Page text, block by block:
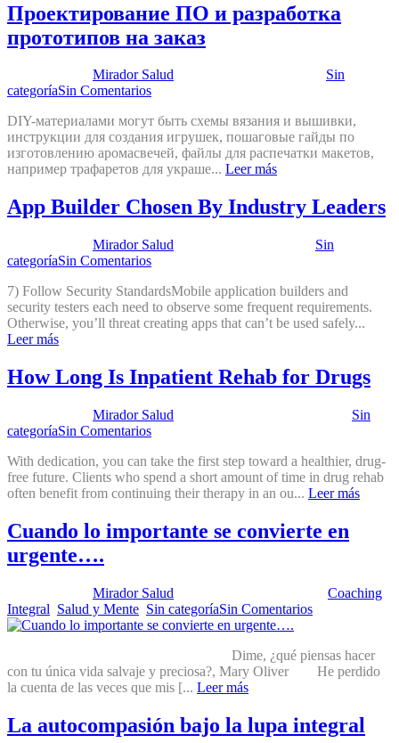
Проектирование ПО и разработка
прототипов на заказ
Mirador Salud
Sin
categoríaSin Comentarios
DIY-материалами могут быть схемы вязания и вышивки,
инструкции для создания игрушек, пошаговые гайды по
изготовлению аромасвечей, файлы для распечатки макетов,
например трафаретов для украше... Leer más
App Builder Chosen By Industry Leaders
Mirador Salud
Sin
categoríaSin Comentarios
7) Follow Security StandardsMobile application builders and
security testers each need to observe some frequent requirements.
Otherwise, you’ll threat creating apps that can’t be used safely...
Leer más
How Long Is Inpatient Rehab for Drugs
Mirador Salud
Sin
categoríaSin Comentarios
With dedication, you can take the first step toward a healthier, drug-
free future. Clients who spend a short amount of time in drug rehab
often benefit from continuing their therapy in an ou... Leer más
Cuando lo importante se convierte en
urgente….
Mirador Salud
Coaching
Integral Salud y Mente Sin categoríaSin Comentarios
Dime, ¿qué piensas hacer
con tu única vida salvaje y preciosa?, Mary Oliver He perdido
la cuenta de las veces que mis [... Leer más
La autocompasión bajo la lupa integral